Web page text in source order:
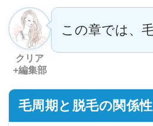
クリア
+編集部
この章では、
毛周期と脱毛の関係性